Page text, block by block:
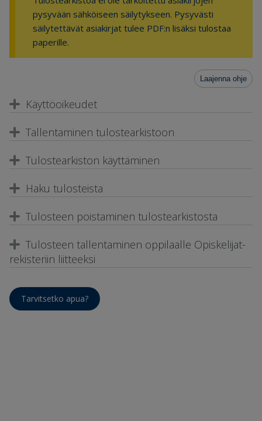
pysyvään sähköiseen säilytykseen. Pysyvästi
säilytettävät asiakirjat tulee PDF:n lisäksi tulostaa
paperille.
Laajenna ohje
Käyttöoikeudet
Tallentaminen tulostearkistoon
Tulostearkiston käyttäminen
Haku tulosteista
Tulosteen poistaminen tulostearkistosta
Tulosteen tallentaminen oppilaalle Opiskelijat-
rekisteriin liitteeksi
Tarvitsetko apua?